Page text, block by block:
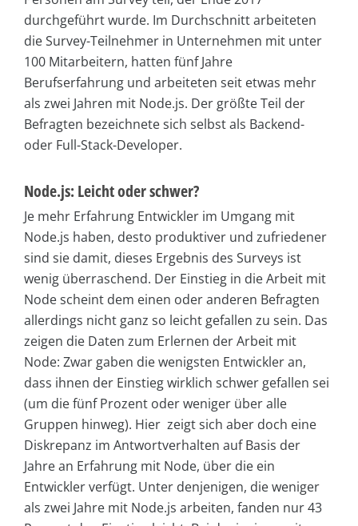
durchgeführt wurde. Im Durchschnitt arbeiteten
die Survey-Teilnehmer in Unternehmen mit unter
100 Mitarbeitern, hatten fünf Jahre
Berufserfahrung und arbeiteten seit etwas mehr
als zwei Jahren mit Node.js. Der größte Teil der
Befragten bezeichnete sich selbst als Backend-
oder Full-Stack-Developer.
Node.js: Leicht oder schwer?
Je mehr Erfahrung Entwickler im Umgang mit
Node.js haben, desto produktiver und zufriedener
sind sie damit, dieses Ergebnis des Surveys ist
wenig überraschend. Der Einstieg in die Arbeit mit
Node scheint dem einen oder anderen Befragten
allerdings nicht ganz so leicht gefallen zu sein. Das
zeigen die Daten zum Erlernen der Arbeit mit
Node: Zwar gaben die wenigsten Entwickler an,
dass ihnen der Einstieg wirklich schwer gefallen sei
(um die fünf Prozent oder weniger über alle
Gruppen hinweg). Hier zeigt sich aber doch eine
Diskrepanz im Antwortverhalten auf Basis der
Jahre an Erfahrung mit Node, über die ein
Entwickler verfügt. Unter denjenigen, die weniger
als zwei Jahre mit Node.js arbeiten, fanden nur 43